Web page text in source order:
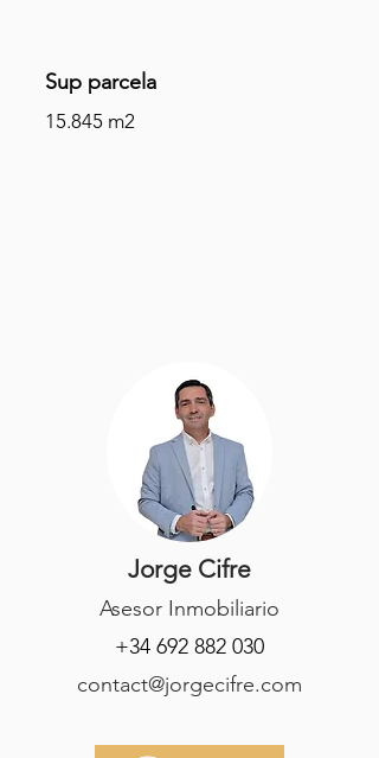
Sup parcela
15.845 m2
Jorge Cifre
Asesor Inmobiliario
+34 692 882 030
contact@jorgecifre.com